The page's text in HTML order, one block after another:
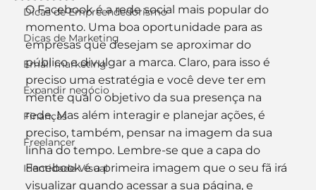
Dicas de Empreendedorismo
Dicas de Marketing
Email marketing
Expandir negócio
Finanças
Freelancer
Identidade Visual
O Facebook é a rede social mais popular do
momento. Uma boa oportunidade para as
empresas que desejam se aproximar do
público e divulgar a marca. Claro, para isso é
preciso uma estratégia e você deve ter em
mente qual o objetivo da sua presença na
rede. Mas além interagir e planejar ações, é
preciso, também, pensar na imagem da sua
linha do tempo. Lembre-se que a capa do
Facebook é a primeira imagem que o seu fã irá
visualizar quando acessar a sua página, e